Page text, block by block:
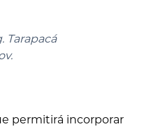
Tarapacá
permitirá incorporar